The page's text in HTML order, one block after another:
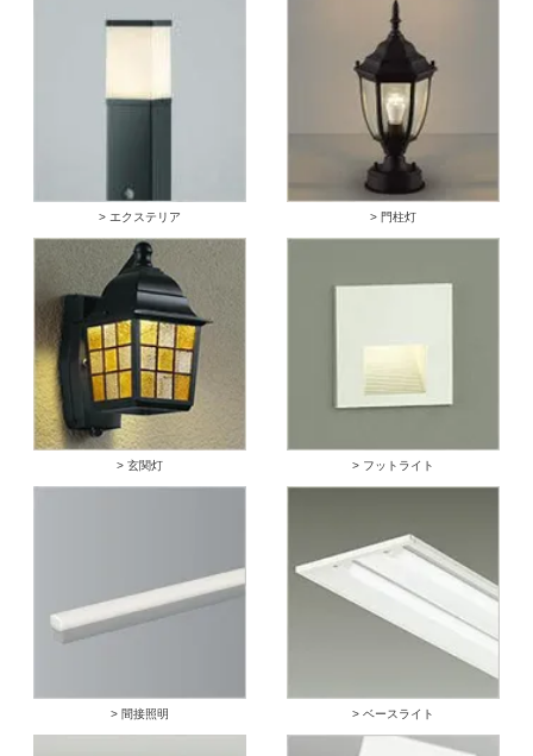
> エクステリア > 門柱灯
> 玄関灯 > フットライト
> 間接照明 > ベースライト